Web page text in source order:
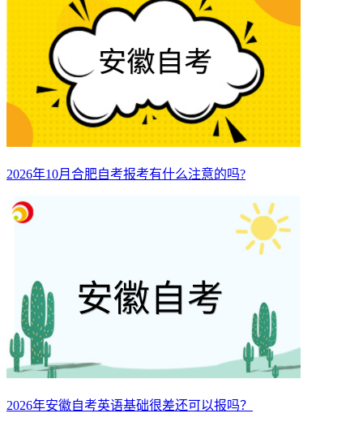
2026年10月合肥自考报考有什么注意的吗?
2026年安徽自考英语基础很差还可以报吗？